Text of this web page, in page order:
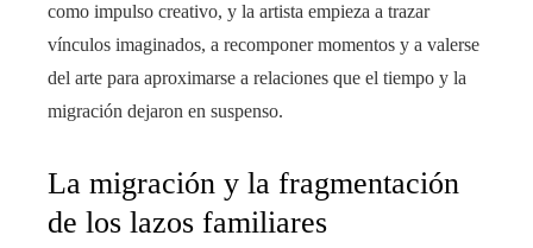
como impulso creativo, y la artista empieza a trazar
vínculos imaginados, a recomponer momentos y a valerse
del arte para aproximarse a relaciones que el tiempo y la
migración dejaron en suspenso.
La migración y la fragmentación
de los lazos familiares